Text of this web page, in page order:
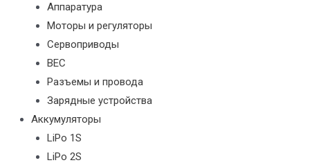
Аппаратура
Моторы и регуляторы
Сервоприводы
BEC
Разъемы и провода
Зарядные устройства
Аккумуляторы
LiPo 1S
LiPo 2S